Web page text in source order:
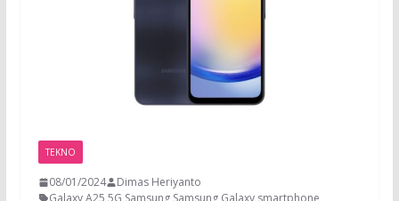
TEKNO
08/01/2024
Dimas Heriyanto
Galaxy A25 5G,Samsung,Samsung Galaxy,smartphone,